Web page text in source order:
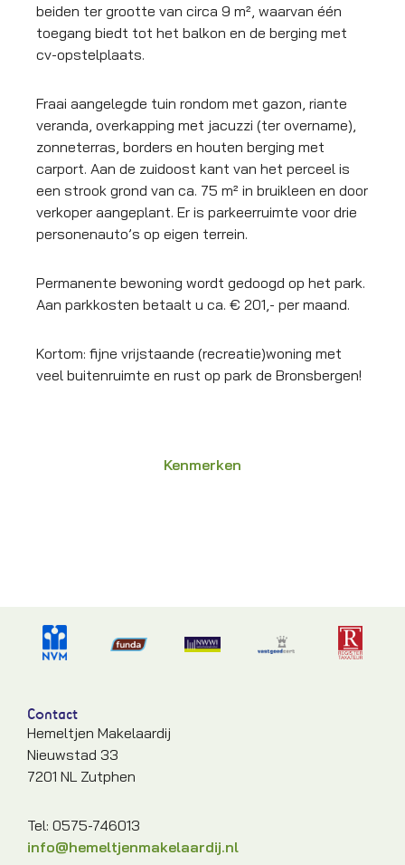
Kenmerken
beiden ter grootte van circa 9 m², waarvan één
toegang biedt tot het balkon en de berging met
cv-opstelplaats.
Fraai aangelegde tuin rondom met gazon, riante
veranda, overkapping met jacuzzi (ter overname),
zonneterras, borders en houten berging met
carport. Aan de zuidoost kant van het perceel is
een strook grond van ca. 75 m² in bruikleen en door
verkoper aangeplant. Er is parkeerruimte voor drie
personenauto’s op eigen terrein.
Permanente bewoning wordt gedoogd op het park.
Aan parkkosten betaalt u ca. € 201,- per maand.
Kortom: fijne vrijstaande (recreatie)woning met
veel buitenruimte en rust op park de Bronsbergen!
Contact
Hemeltjen Makelaardij
Nieuwstad 33
7201 NL Zutphen
Tel: 0575-746013
info@hemeltjenmakelaardij.nl